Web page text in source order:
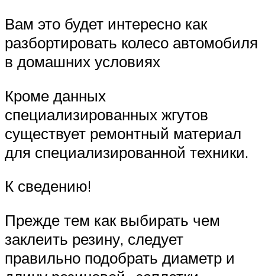
Вам это будет интересно как
разбортировать колесо автомобиля
в домашних условиях
Кроме данных
специализированных жгутов
существует ремонтный материал
для специализированной техники.
К сведению!
Прежде тем как выбирать чем
заклеить резину, следует
правильно подобрать диаметр и